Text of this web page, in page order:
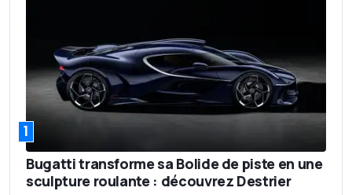
1
Bugatti transforme sa Bolide de piste en une
sculpture roulante : découvrez Destrier